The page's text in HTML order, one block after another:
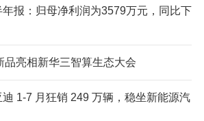
报：归母净利润为3579万元，同比下
品亮相新华三智算生态大会
迪 1-7 月狂销 249 万辆，稳坐新能源汽